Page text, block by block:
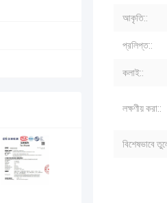
আকৃতি::
প্রলিপ্ত::
কলাই::
লক্ষণীয় করা::
বিশেষভাবে